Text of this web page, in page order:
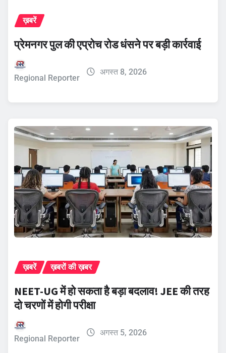
ख़बरें
प्रेमनगर पुल की एप्रोच रोड धंसने पर बड़ी कार्रवाई
Regional Reporter
अगस्त 8, 2026
ख़बरें ख़बरों की ख़बर
NEET-UG में हो सकता है बड़ा बदलाव! JEE की तरह
दो चरणों में होगी परीक्षा
Regional Reporter
अगस्त 5, 2026